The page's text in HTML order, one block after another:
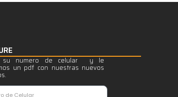
su numero de celular y le
un pdf con nuestras nuevos